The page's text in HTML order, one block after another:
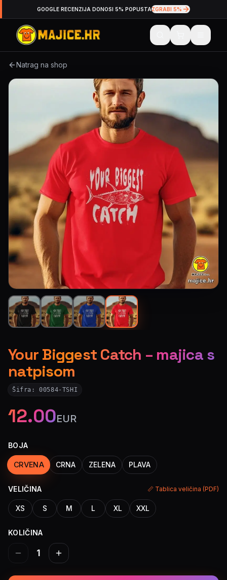
GOOGLE RECENZIJA DONOSI 5% POPUSTAZGRABI 5%
Natrag na shop
Your Biggest Catch – majica s
natpisom
Šifra:00584-TSHI
12.00EUR
BOJA
CRVENA CRNA ZELENA PLAVA
VELIČINA 📏 Tablica veličina (PDF)
XS S M L XL XXL
KOLIČINA
1